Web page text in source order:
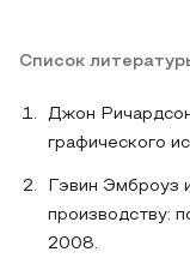
Список
Джон
графического
Гэвин Эмброуз
производству:
2008.